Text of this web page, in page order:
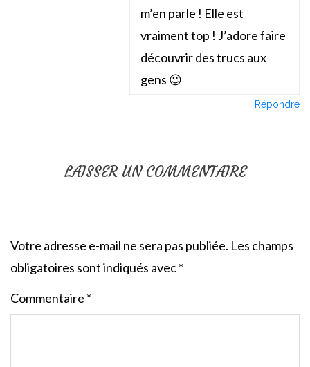
m’en parle ! Elle est
vraiment top ! J’adore faire
découvrir des trucs aux
gens 😉
Répondre
LAISSER UN COMMENTAIRE
Votre adresse e-mail ne sera pas publiée. Les champs
obligatoires sont indiqués avec*
Commentaire *